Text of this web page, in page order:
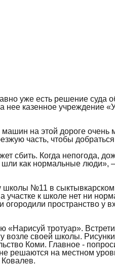
уже есть решение суда
нее казенное учреждение
на этой дороге очень
часть, чтобы
сбить. Когда непогода,
как нормальные люди»,
школы №11 в
к школе нет ни
огородили пространство у
тротуар».
возле своей школы.
Коми. Главное -
решаются на местном